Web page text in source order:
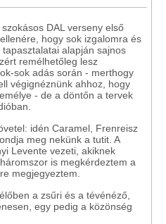
DAL verseny első
hogy sok izgalomra és
alapján sajnos
remélhetőleg lesz
sok adás során - merthogy
végignéznünk ahhoz, hogy
- de a döntőn a tervek
idén Caramel, Frenreisz
meg nekünk a tutit. A
Levente vezeti, akiknek
is megkérdeztem a
megjegyeztem.
a zsűri és a tévénéző,
egy pedig a közönség